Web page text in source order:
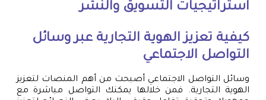
استراتيجيات التسويق والنشر
كيفية تعزيز الهوية التجارية عبر وسائل
التواصل الاجتماعي
وسائل التواصل الاجتماعي أصبحت من أهم المنصات لتعزيز
الهوية التجارية. فمن خلالها يمكنك التواصل مباشرة مع